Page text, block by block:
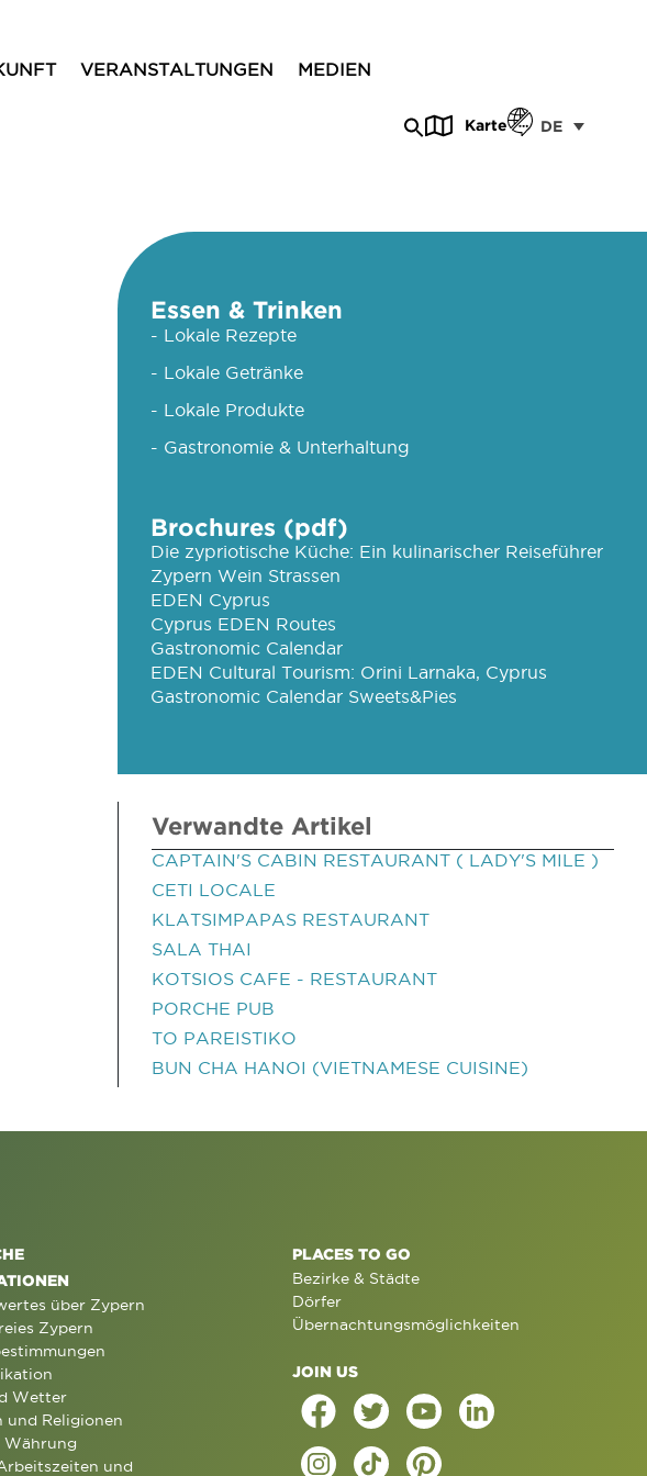
VERANSTALTUNGEN MEDIEN
Karte DE
Essen & Trinken
- Lokale Rezepte
- Lokale Getränke
- Lokale Produkte
- Gastronomie & Unterhaltung
Brochures (pdf)
Die zypriotische Küche: Ein kulinarischer Reiseführer
Zypern Wein Strassen
EDEN Cyprus
Cyprus EDEN Routes
Gastronomic Calendar
EDEN Cultural Tourism: Orini Larnaka, Cyprus
Gastronomic Calendar Sweets&Pies
Verwandte Artikel
CAPTAIN'S CABIN RESTAURANT ( LADY'S MILE )
CETI LOCALE
KLATSIMPAPAS RESTAURANT
SALA THAI
KOTSIOS CAFE - RESTAURANT
PORCHE PUB
TO PAREISTIKO
BUN CHA HANOI (VIETNAMESE CUISINE)
über Zypern
Zypern
Wetter
und Religionen
Währung
und
PLACES TO GO
Bezirke & Städte
Dörfer
Übernachtungsmöglichkeiten
JOIN US